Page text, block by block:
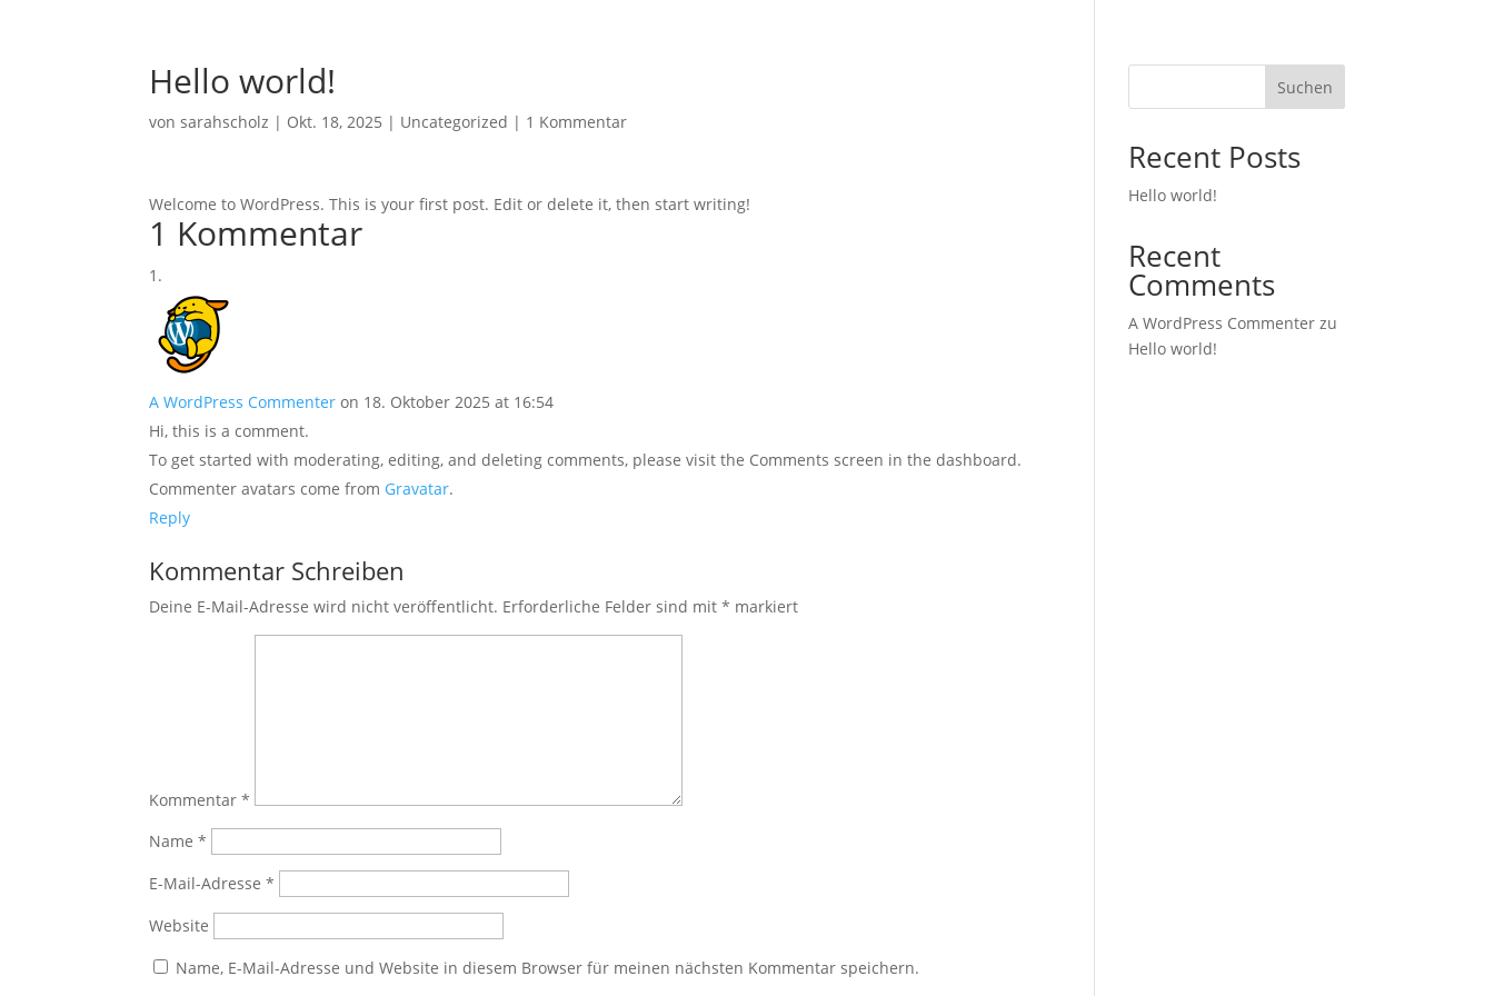
Hello world!
vonsarahscholz | Okt. 18, 2025 | Uncategorized | 1 Kommentar
Welcome to WordPress. This is your first post. Edit or delete it, then start writing!
1 Kommentar
A WordPress Commenter on 18. Oktober 2025 at 16:54
Hi, this is a comment.
To get started with moderating, editing, and deleting comments, please visit the Comments screen in the dashboard.
Commenter avatars come from Gravatar.
Reply
Kommentar Schreiben
Deine E-Mail-Adresse wird nicht veröffentlicht. Erforderliche Felder sind mit* markiert
Kommentar*
Name*
E-Mail-Adresse*
Website
Name, E-Mail-Adresse und Website in diesem Browser für meinen nächsten Kommentar speichern.
Suchen
Recent Posts
Hello world!
Recent
Comments
A WordPress Commenter zu
Hello world!